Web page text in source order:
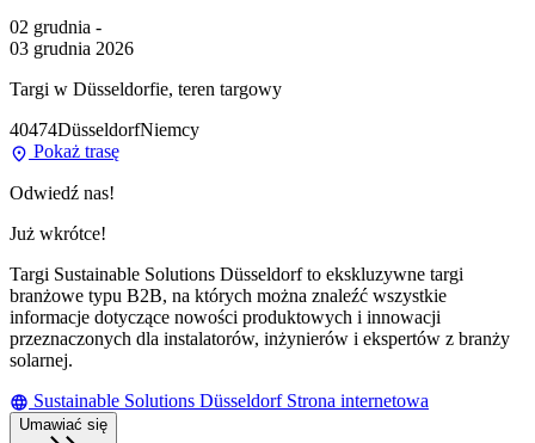
02 grudnia -
03 grudnia 2026
Targi w Düsseldorfie, teren targowy
40474DüsseldorfNiemcy
Pokaż trasę
Odwiedź nas!
Już wkrótce!
Targi Sustainable Solutions Düsseldorf to ekskluzywne targi
branżowe typu B2B, na których można znaleźć wszystkie
informacje dotyczące nowości produktowych i innowacji
przeznaczonych dla instalatorów, inżynierów i ekspertów z branży
solarnej.
Sustainable Solutions Düsseldorf Strona internetowa
Umawiać się